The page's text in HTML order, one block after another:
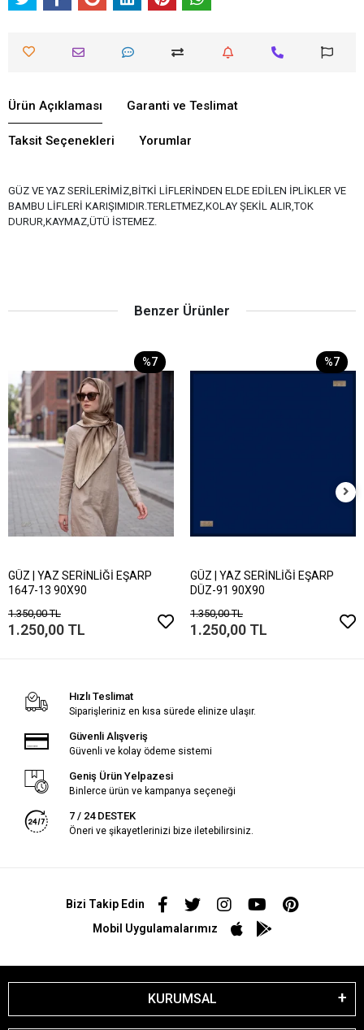
Ürün Açıklaması Garanti ve Teslimat
Taksit Seçenekleri Yorumlar
GÜZ VE YAZ SERİLERİMİZ,BİTKİ LİFLERİNDEN ELDE EDİLEN İPLİKLER VE
BAMBU LİFLERİ KARIŞIMIDIR.TERLETMEZ,KOLAY ŞEKİL ALIR,TOK
DURUR,KAYMAZ,ÜTÜ İSTEMEZ.
Benzer Ürünler
%7
GÜZ | YAZ SERİNLİĞİ EŞARP
1647-13 90X90
1.350,00 TL
1.250,00 TL
%7
GÜZ | YAZ SERİNLİĞİ EŞARP
DÜZ-91 90X90
1.350,00 TL
1.250,00 TL
Hızlı Teslimat
Siparişleriniz en kısa sürede elinize ulaşır.
Güvenli Alışveriş
Güvenli ve kolay ödeme sistemi
Geniş Ürün Yelpazesi
Binlerce ürün ve kampanya seçeneği
7 / 24 DESTEK
Öneri ve şikayetlerinizi bize iletebilirsiniz.
Bizi Takip Edin
Mobil Uygulamalarımız
KURUMSAL